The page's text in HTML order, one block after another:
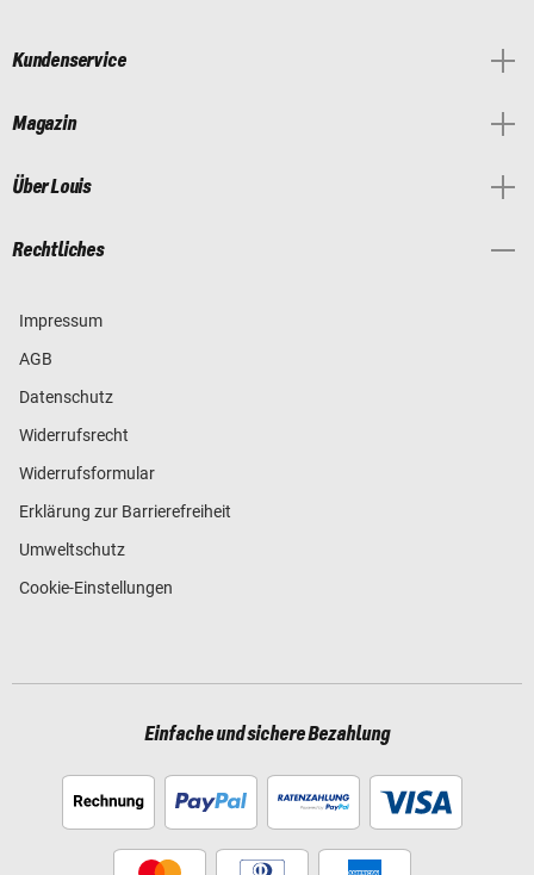
Kundenservice
Magazin
Über Louis
Rechtliches
Impressum
AGB
Datenschutz
Widerrufsrecht
Widerrufsformular
Erklärung zur Barrierefreiheit
Umweltschutz
Cookie-Einstellungen
Einfache und sichere Bezahlung